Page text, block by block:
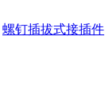
螺钉插拔式接插件